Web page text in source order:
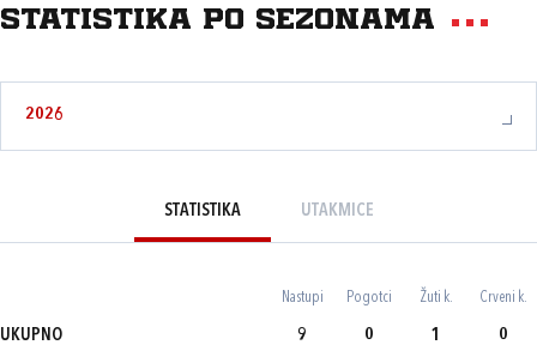
Statistika po sezonama
2026
STATISTIKA UTAKMICE
Nastupi Pogotci Žuti k. Crveni k.
UKUPNO 9 0 1 0